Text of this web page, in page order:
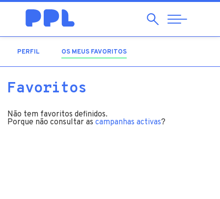
Pesquisar
Abrir
Navegação
PERFIL OS MEUS FAVORITOS
Favoritos
Não tem favoritos definidos.
Porque não consultar as campanhas activas?